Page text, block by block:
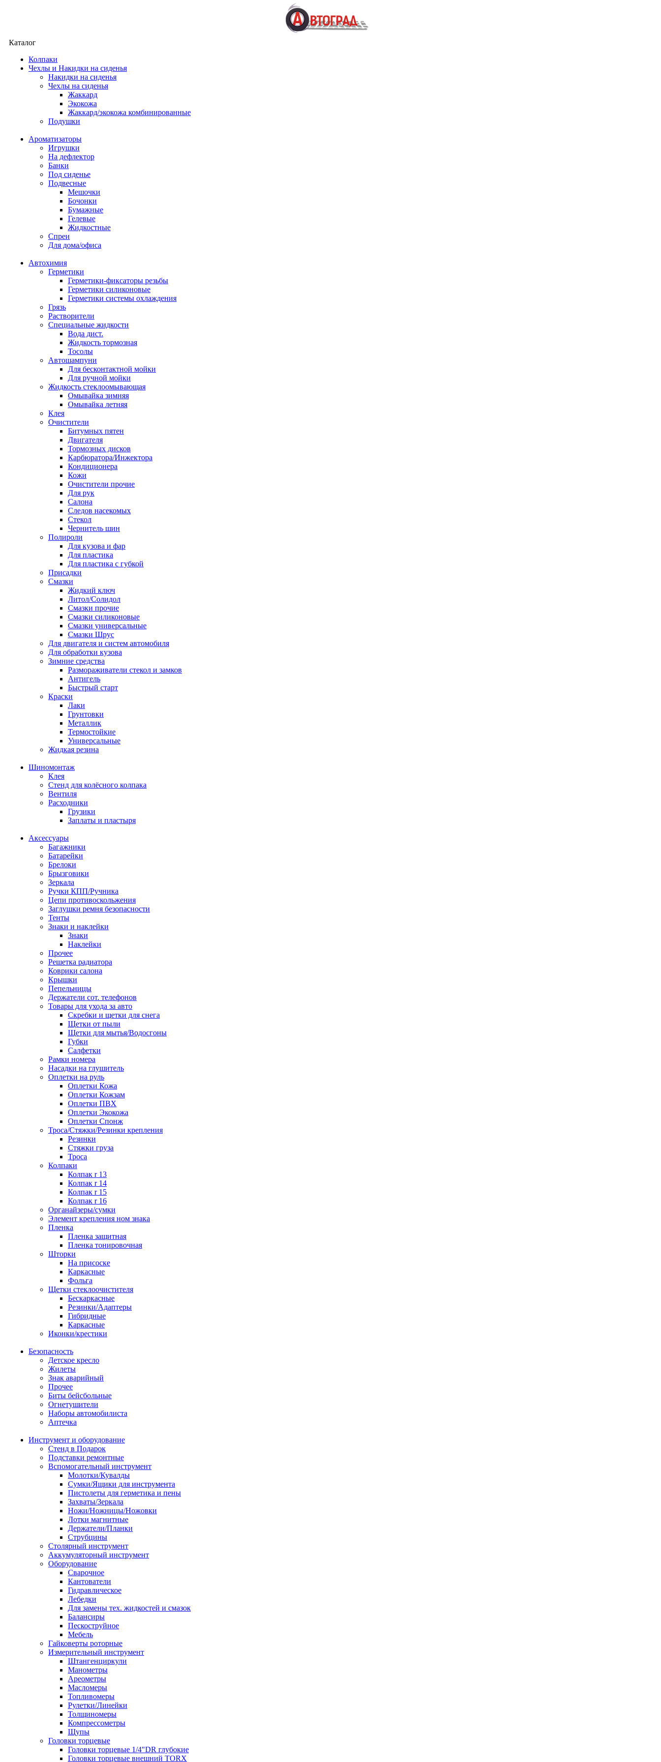
Каталог
Колпаки
Чехлы и Накидки на сиденья
Накидки на сиденья
Чехлы на сиденья
Жаккард
Экокожа
Жаккард/экокожа комбинированные
Подушки
Ароматизаторы
Игрушки
На дефлектор
Банки
Под сиденье
Подвесные
Мешочки
Бочонки
Бумажные
Гелевые
Жидкостные
Спреи
Для дома/офиса
Автохимия
Герметики
Герметики-фиксаторы резьбы
Герметики силиконовые
Герметики системы охлаждения
Грязь
Растворители
Специальные жидкости
Вода дист.
Жидкость тормозная
Тосолы
Автошампуни
Для бесконтактной мойки
Для ручной мойки
Жидкость стеклоомывающая
Омывайка зимняя
Омывайка летняя
Клея
Очистители
Битумных пятен
Двигателя
Тормозных дисков
Карбюратора/Инжектора
Кондиционера
Кожи
Очистители прочие
Для рук
Салона
Следов насекомых
Стекол
Чернитель шин
Полироли
Для кузова и фар
Для пластика
Для пластика с губкой
Присадки
Смазки
Жидкий ключ
Литол/Солидол
Смазки прочие
Смазки силиконовые
Смазки универсальные
Смазки Шрус
Для двигателя и систем автомобиля
Для обработки кузова
Зимние средства
Размораживатели стекол и замков
Антигель
Быстрый старт
Краски
Лаки
Грунтовки
Металлик
Термостойкие
Универсальные
Жидкая резина
Шиномонтаж
Клея
Стенд для колёсного колпака
Вентиля
Расходники
Грузики
Заплаты и пластыря
Аксессуары
Багажники
Батарейки
Брелоки
Брызговики
Зеркала
Ручки КПП/Ручника
Цепи противоскольжения
Заглушки ремня безопасности
Тенты
Знаки и наклейки
Знаки
Наклейки
Прочее
Решетка радиатора
Коврики салона
Крышки
Пепельницы
Держатели сот. телефонов
Товары для ухода за авто
Скребки и щетки для снега
Щетки от пыли
Щетки для мытья/Водосгоны
Губки
Салфетки
Рамки номера
Насадки на глушитель
Оплетки на руль
Оплетки Кожа
Оплетки Кожзам
Оплетки ПВХ
Оплетки Экокожа
Оплетки Спонж
Троса/Стяжки/Резинки крепления
Резинки
Стяжки груза
Троса
Колпаки
Колпак r 13
Колпак r 14
Колпак r 15
Колпак r 16
Органайзеры/сумки
Элемент крепления ном знака
Пленка
Пленка защитная
Пленка тонировочная
Шторки
На присоске
Каркасные
Фольга
Щетки стеклоочистителя
Бескаркасные
Резинки/Адаптеры
Гибридные
Каркасные
Иконки/крестики
Безопасность
Детское кресло
Жилеты
Знак аварийный
Прочее
Биты бейсбольные
Огнетушители
Наборы автомобилиста
Аптечка
Инструмент и оборудование
Стенд в Подарок
Подставки ремонтные
Вспомогательный инструмент
Молотки/Кувалды
Сумки/Ящики для инструмента
Пистолеты для герметика и пены
Захваты/Зеркала
Ножи/Ножницы/Ножовки
Лотки магнитные
Держатели/Планки
Струбцины
Столярный инструмент
Аккумуляторный инструмент
Оборудование
Сварочное
Кантователи
Гидравлическое
Лебедки
Для замены тех. жидкостей и смазок
Балансиры
Пескоструйное
Мебель
Гайковерты роторные
Измерительный инструмент
Штангенциркули
Манометры
Ареометры
Масломеры
Топливомеры
Рулетки/Линейки
Толщиномеры
Компрессометры
Щупы
Головки торцевые
Головки торцевые 1/4"DR глубокие
Головки торцевые внешний TORX